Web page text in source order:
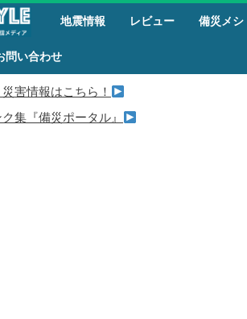
活
地震情報 レビュー 備災メシ
問い合わせ
害情報はこちら！
集『備災ポータル』